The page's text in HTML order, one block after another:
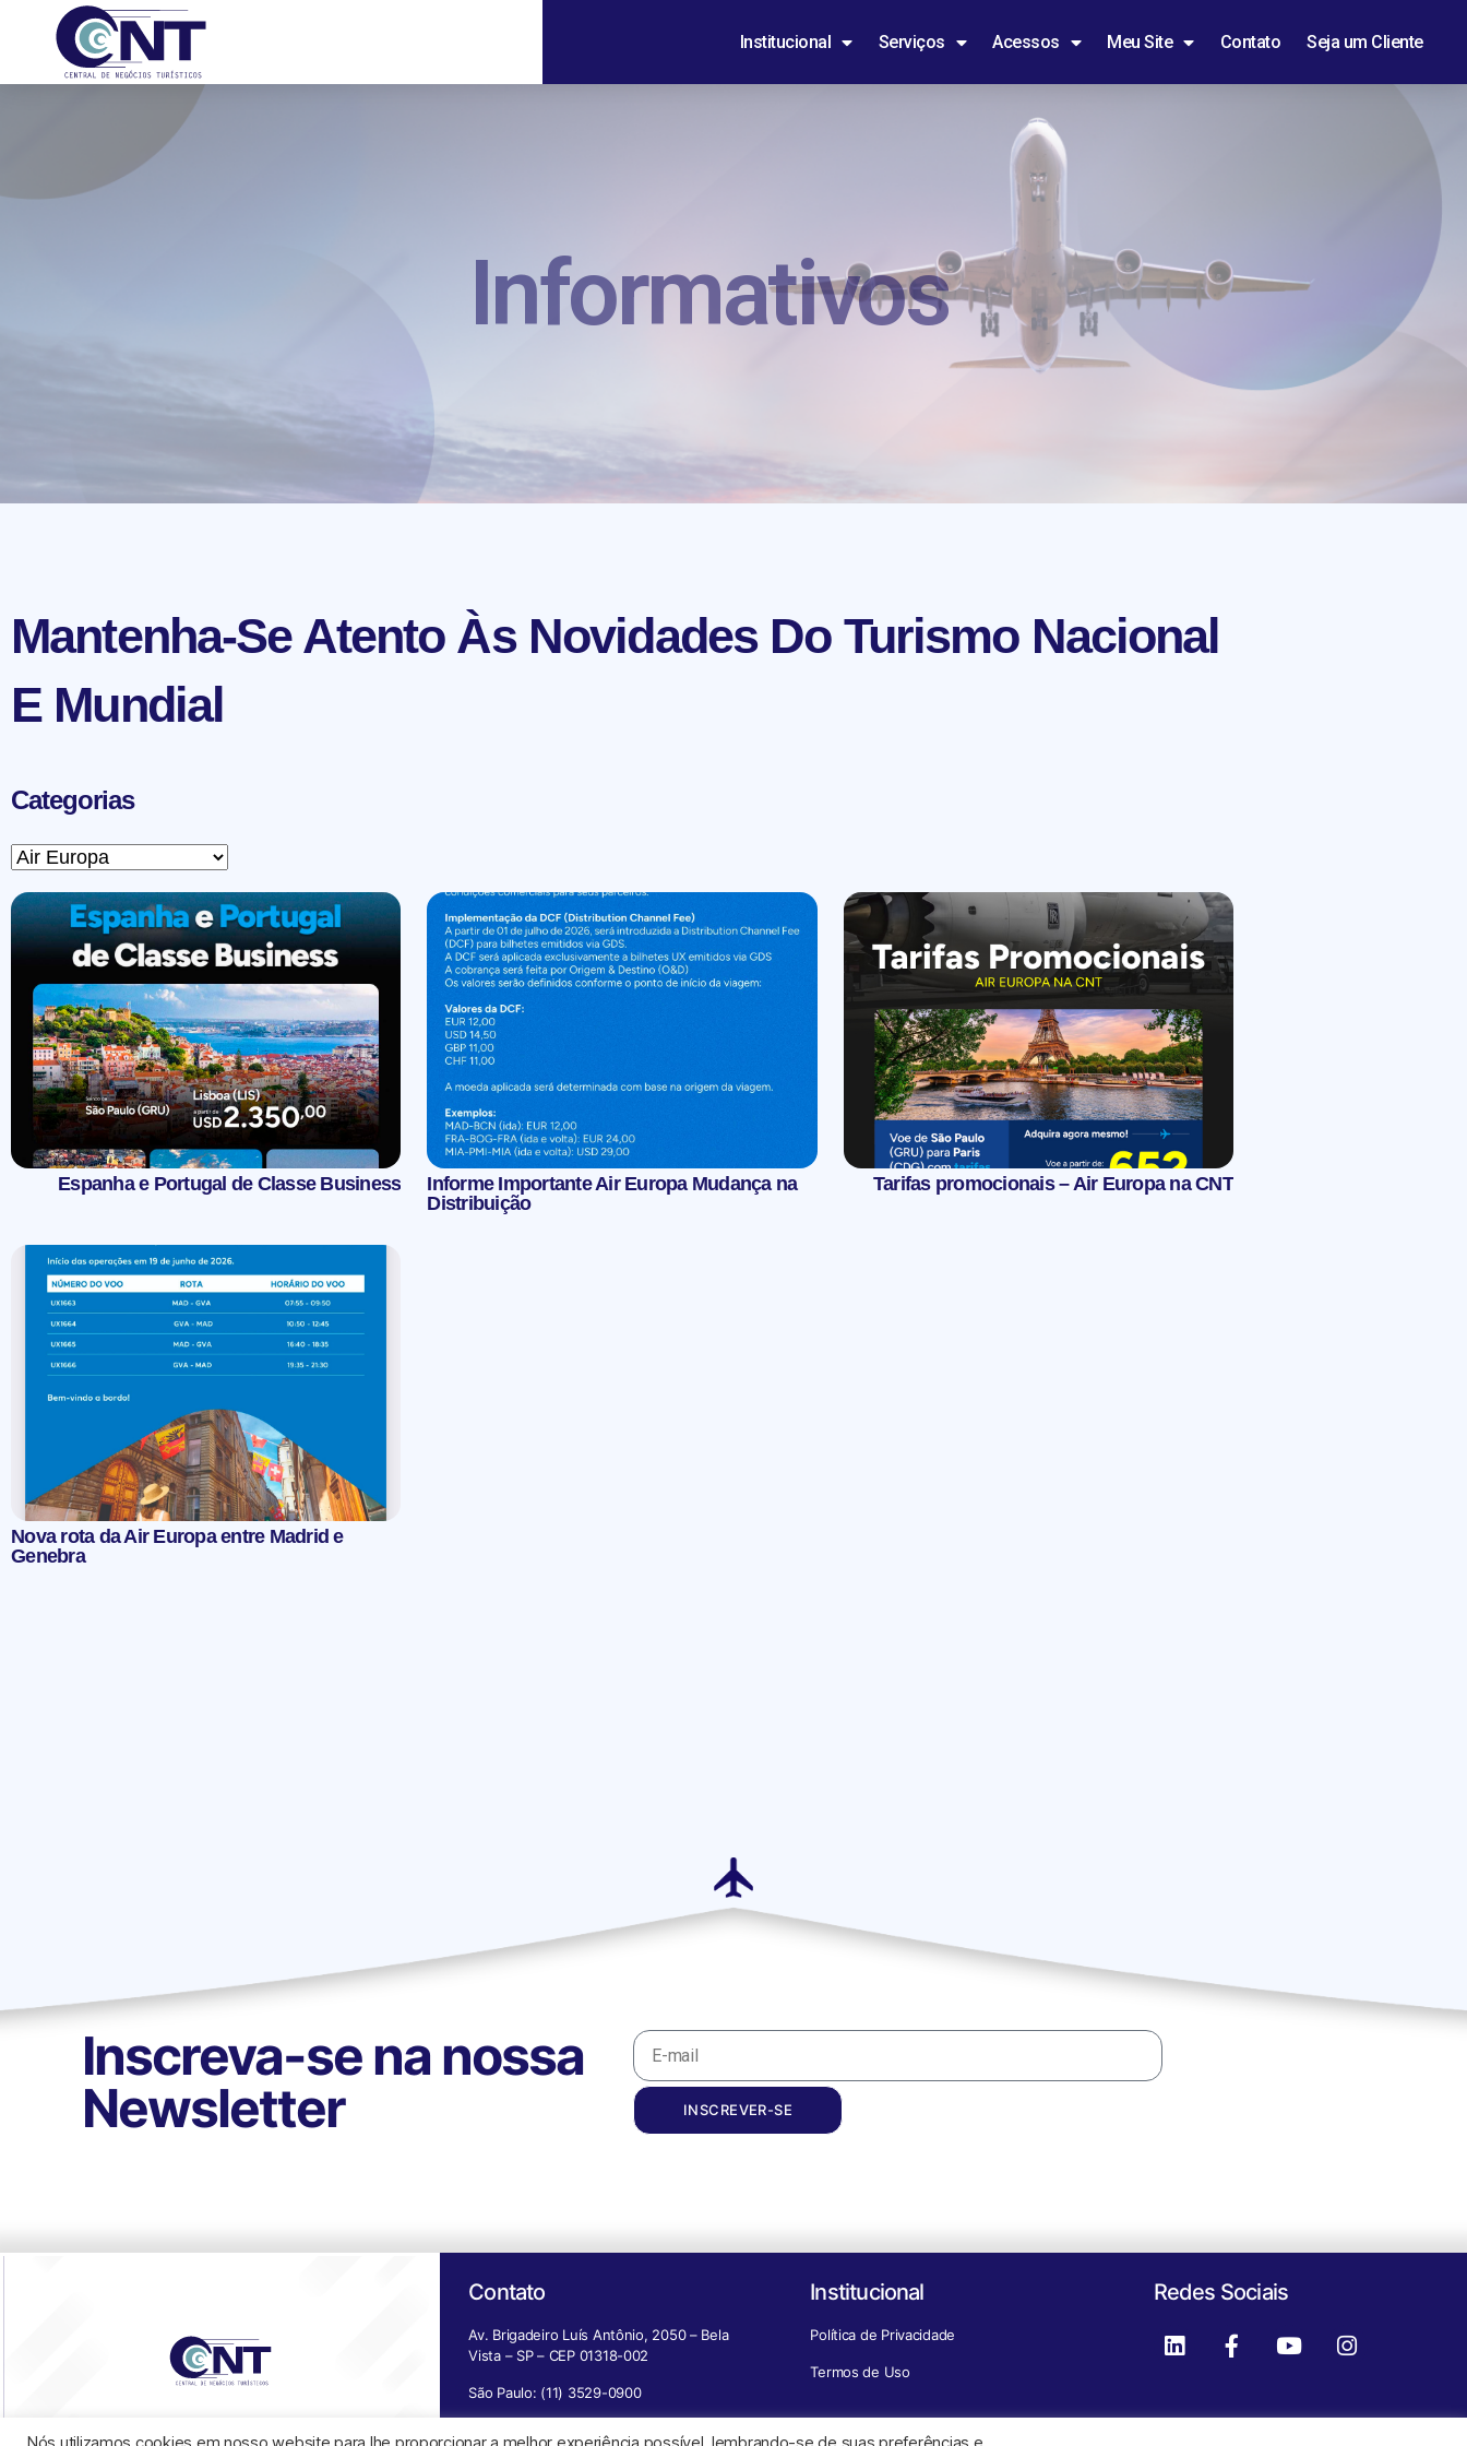
Institucional Serviços Acessos Meu Site Contato Seja um Cliente
Informativos
Mantenha-Se Atento Às Novidades Do Turismo Nacional
E Mundial
Categorias
Espanha e Portugal de Classe Business
Informe Importante Air Europa Mudança na
Distribuição
Tarifas promocionais – Air Europa na CNT
Nova rota da Air Europa entre Madrid e
Genebra
Inscreva-se na nossa
Newsletter
INSCREVER-SE
Contato
Av. Brigadeiro Luís Antônio, 2050 – Bela
Vista – SP – CEP 01318-002
São Paulo: (11) 3529-0900
Institucional
Política de Privacidade
Termos de Uso
Redes Sociais